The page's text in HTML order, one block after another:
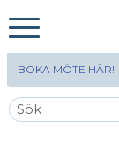
BOKA MÖTE HÄR!